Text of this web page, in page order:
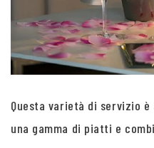
Questa varietà di servizio
una gamma di piatti e